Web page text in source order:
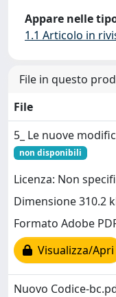
Appare nelle
1.1 Articolo in
File in questo
File
5_ Le nuove
non disponibili
Licenza: Non
Dimensione 310.2
Formato Adobe
Visualizza/Apri
Nuovo Codice-